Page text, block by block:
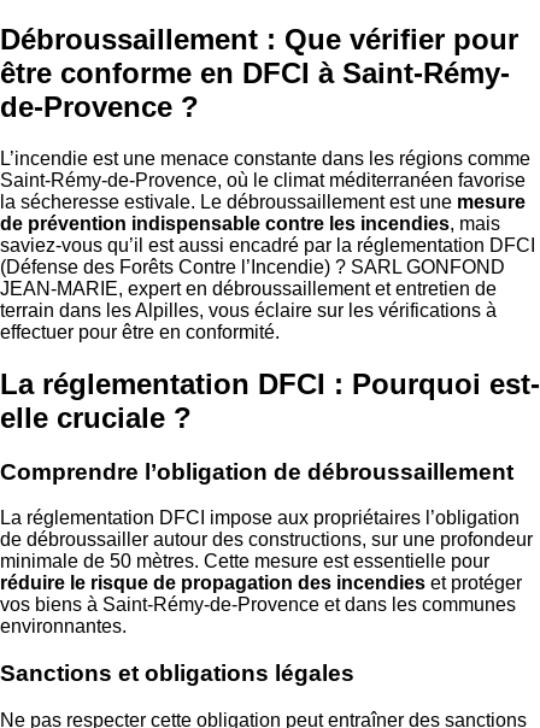
Débroussaillement : Que vérifier pour
être conforme en DFCI à Saint-Rémy-
de-Provence ?
L’incendie est une menace constante dans les régions comme
Saint-Rémy-de-Provence, où le climat méditerranéen favorise
la sécheresse estivale. Le débroussaillement est une mesure
de prévention indispensable contre les incendies, mais
saviez-vous qu’il est aussi encadré par la réglementation DFCI
(Défense des Forêts Contre l’Incendie) ? SARL GONFOND
JEAN-MARIE, expert en débroussaillement et entretien de
terrain dans les Alpilles, vous éclaire sur les vérifications à
effectuer pour être en conformité.
La réglementation DFCI : Pourquoi est-
elle cruciale ?
Comprendre l’obligation de débroussaillement
La réglementation DFCI impose aux propriétaires l’obligation
de débroussailler autour des constructions, sur une profondeur
minimale de 50 mètres. Cette mesure est essentielle pour
réduire le risque de propagation des incendies et protéger
vos biens à Saint-Rémy-de-Provence et dans les communes
environnantes.
Sanctions et obligations légales
Ne pas respecter cette obligation peut entraîner des sanctions